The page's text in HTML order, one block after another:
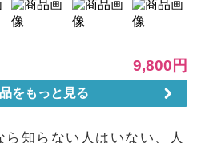
ら知らない人はいない、人